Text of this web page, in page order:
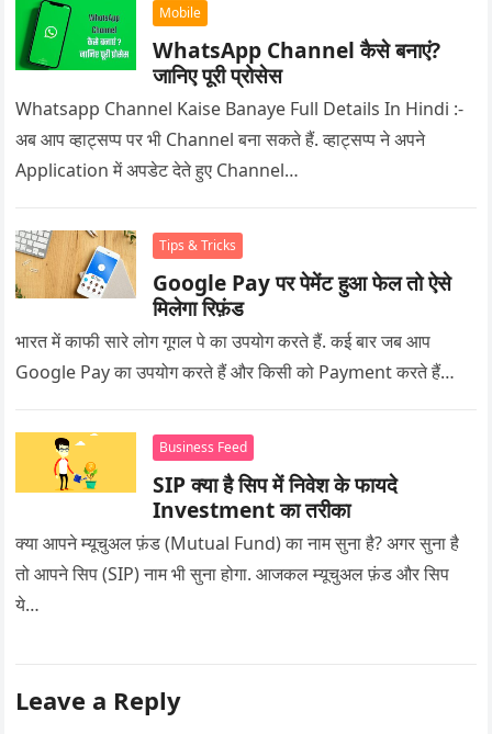
Mobile
WhatsApp Channel कैसे बनाएं?
जानिए पूरी प्रोसेस
Whatsapp Channel Kaise Banaye Full Details In Hindi :-
अब आप व्हाट्सप्प पर भी Channel बना सकते हैं. व्हाट्सप्प ने अपने
Application में अपडेट देते हुए Channel…
Tips & Tricks
Google Pay पर पेमेंट हुआ फेल तो ऐसे
मिलेगा रिफ़ंड
भारत में काफी सारे लोग गूगल पे का उपयोग करते हैं. कई बार जब आप
Google Pay का उपयोग करते हैं और किसी को Payment करते हैं…
Business Feed
SIP क्या है सिप में निवेश के फायदे
Investment का तरीका
क्या आपने म्यूचुअल फ़ंड (Mutual Fund) का नाम सुना है? अगर सुना है
तो आपने सिप (SIP) नाम भी सुना होगा. आजकल म्यूचुअल फ़ंड और सिप
ये…
Leave a Reply